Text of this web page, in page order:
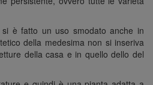
è fatto un uso smodato anche in
della medesima non si inseriva
della casa e in quello dello del